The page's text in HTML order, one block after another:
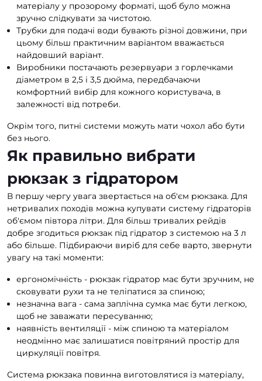
матеріалу у прозорому форматі, щоб було можна
зручно слідкувати за чистотою.
Трубки для подачі води бувають різної довжини, при
цьому більш практичним варіантом вважається
найдовший варіант.
Виробники постачають резервуари з горлечками
діаметром в 2,5 і 3,5 дюйма, передбачаючи
комфортний вибір для кожного користувача, в
залежності від потреби.
Окрім того, питні системи можуть мати чохол або бути
без нього.
Як правильно вибрати
рюкзак з гідратором
В першу чергу увага звертається на об'єм рюкзака. Для
нетривалих походів можна купувати систему гідраторів
об'ємом півтора літри. Для більш тривалих рейдів
добре згодиться рюкзак під гідратор з системою на 3 л
або більше. Підбираючи виріб для себе варто, звернути
увагу на такі моменти:
ергономічність - рюкзак гідратор має бути зручним, не
сковувати рухи та не теліпатися за спиною;
незначна вага - сама заплічна сумка має бути легкою,
щоб не заважати пересуванню;
наявність вентиляції - між спиною та матеріалом
неодмінно має залишатися повітряний простір для
циркуляції повітря.
Система рюкзака повинна виготовлятися із матеріалу,